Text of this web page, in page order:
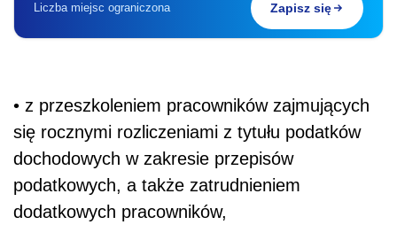
Liczba miejsc ograniczona Zapisz się
• z przeszkoleniem pracowników zajmujących
się rocznymi rozliczeniami z tytułu podatków
dochodowych w zakresie przepisów
podatkowych, a także zatrudnieniem
dodatkowych pracowników,